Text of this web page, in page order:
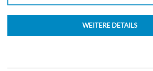
WEITERE DETAILS